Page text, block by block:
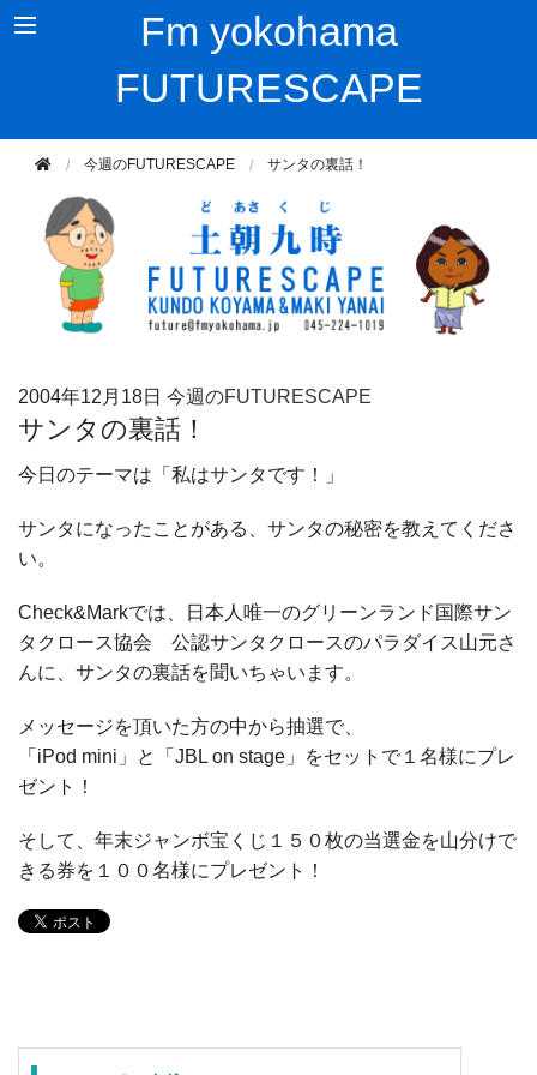
Fm yokohama
FUTURESCAPE
今週のFUTURESCAPE サンタの裏話！
2004年12月18日 今週のFUTURESCAPE
サンタの裏話！
今日のテーマは「私はサンタです！」
サンタになったことがある、サンタの秘密を教えてくださ
い。
Check&Markでは、日本人唯一のグリーンランド国際サン
タクロース協会 公認サンタクロースのパラダイス山元さ
んに、サンタの裏話を聞いちゃいます。
メッセージを頂いた方の中から抽選で、
「iPod mini」と「JBL on stage」をセットで１名様にプレ
ゼント！
そして、年末ジャンボ宝くじ１５０枚の当選金を山分けで
きる券を１００名様にプレゼント！